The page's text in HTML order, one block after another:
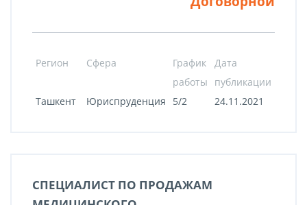
Регион Сфера
График
работы
Дата
публикации
Ташкент
Юриспруденция 5/2 24.11.2021
СПЕЦИАЛИСТ ПО ПРОДАЖАМ